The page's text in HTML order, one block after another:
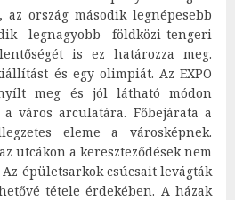
az ország második legnépesebb
legnagyobb földközi-tengeri
is ez határozza meg.
és egy olimpiát. Az EXPO
meg és jól látható módon
város arculatára. Főbejárata a
eleme a városképnek.
utcákon a kereszteződések nem
épületsarkok csúcsait levágták
tétele érdekében. A házak